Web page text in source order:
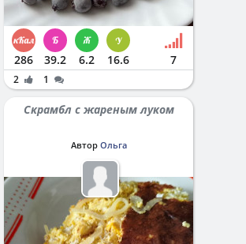
286 39.2 6.2 16.6 7
2 1
Скрамбл с жареным луком
Автор Ольга